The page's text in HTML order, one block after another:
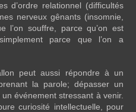
d’ordre relationnel (difficultés
nerveux gênants (insomnie,
souffre, parce qu’on est
parce que l’on a
peut aussi répondre à un
la parole; dépasser un
événement stressant à venir.
curiosité intellectuelle, pour